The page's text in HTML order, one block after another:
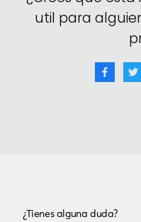
util para
¿Tienes alguna duda?